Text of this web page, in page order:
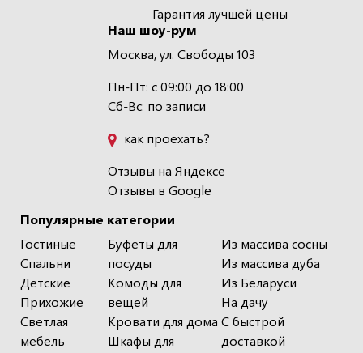
Популярные категории
Гостиные
Спальни
Детские
Прихожие
Светлая
мебель
Буфеты для
посуды
Комоды для
вещей
Кровати для дома
Шкафы для
Из массива сосны
Из массива дуба
Из Беларуси
На дачу
С быстрой
доставкой
Гарантия лучшей цены
Наш шоу-рум
Москва, ул. Свободы 103
Пн-Пт: с 09:00 до 18:00
Сб-Вс: по записи
как проехать?
Отзывы на Яндексе
Отзывы в Google